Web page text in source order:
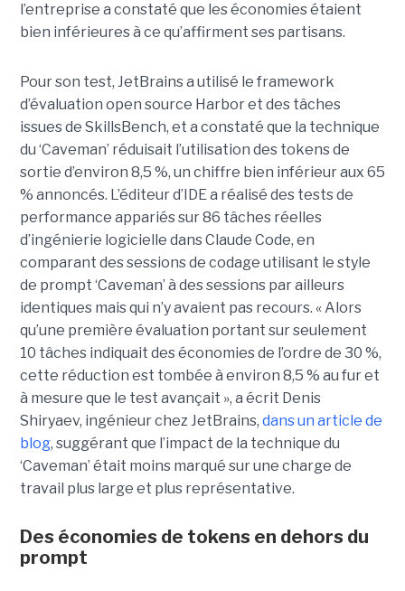
l’entreprise a constaté que les économies étaient
bien inférieures à ce qu’affirment ses partisans.
Pour son test, JetBrains a utilisé le framework
d’évaluation open source Harbor et des tâches
issues de SkillsBench, et a constaté que la technique
du ‘Caveman’ réduisait l’utilisation des tokens de
sortie d’environ 8,5 %, un chiffre bien inférieur aux 65
% annoncés. L’éditeur d’IDE a réalisé des tests de
performance appariés sur 86 tâches réelles
d’ingénierie logicielle dans Claude Code, en
comparant des sessions de codage utilisant le style
de prompt ‘Caveman’ à des sessions par ailleurs
identiques mais qui n’y avaient pas recours. « Alors
qu’une première évaluation portant sur seulement
10 tâches indiquait des économies de l’ordre de 30 %,
cette réduction est tombée à environ 8,5 % au fur et
à mesure que le test avançait », a écrit Denis
Shiryaev, ingénieur chez JetBrains, dans un article de
blog, suggérant que l’impact de la technique du
‘Caveman’ était moins marqué sur une charge de
travail plus large et plus représentative.
Des économies de tokens en dehors du
prompt